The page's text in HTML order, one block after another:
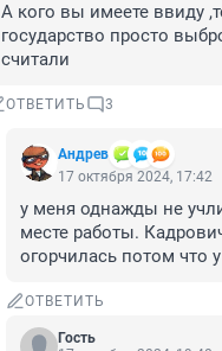
А кого вы имеете ввиду
государство просто
считали
ОТВЕТИТЬ 3
Андрев
17 октября 2024, 17:42
у меня однажды не
месте работы.
огорчилась потом что
ОТВЕТИТЬ
Гость